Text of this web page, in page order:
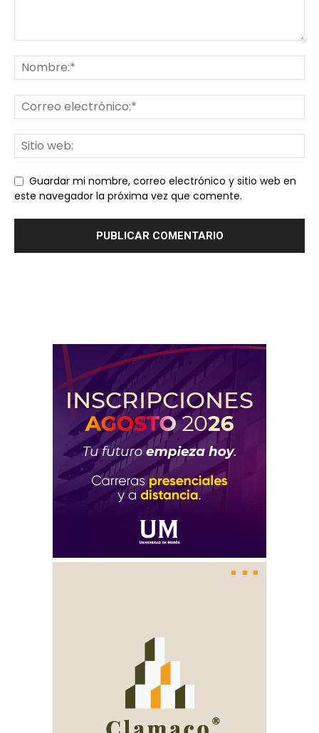
Guardar mi nombre, correo electrónico y sitio web en
este navegador la próxima vez que comente.